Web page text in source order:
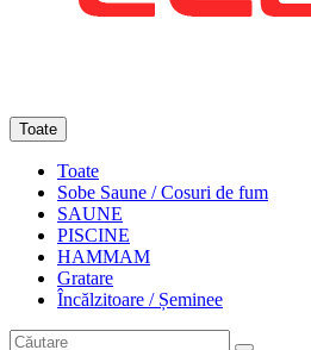
Toate
Toate
Sobe Saune / Cosuri de fum
SAUNE
PISCINE
HAMMAM
Gratare
Încălzitoare / Șeminee